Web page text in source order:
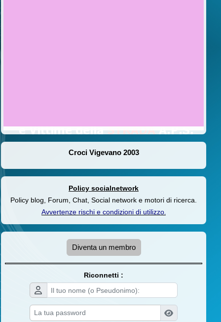
Croci Vigevano 2003
Policy socialnetwork
Policy blog, Forum, Chat, Social network e motori di ricerca.
Avvertenze rischi e condizioni di utilizzo.
Diventa un membro
Riconnetti :